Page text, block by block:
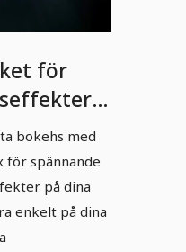
för
-
bokehs med
för spännande
på dina
enkelt på dina